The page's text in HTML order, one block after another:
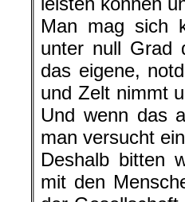
Man mag sich
unter null Grad
das eigene,
und Zelt nimmt
Und wenn das
man versucht
Deshalb bitten
mit den